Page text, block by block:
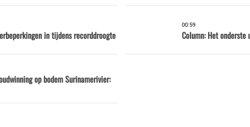
in tijdens recorddroogte
00:59
Column: Het onderste
op bodem Surinamerivier: